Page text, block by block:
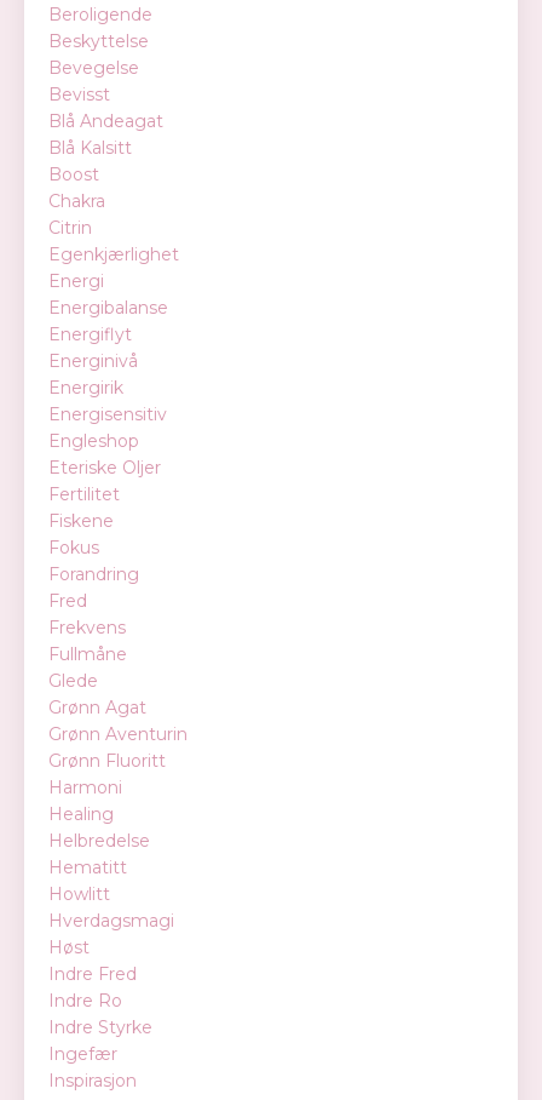
Beroligende
Beskyttelse
Bevegelse
Bevisst
Blå Andeagat
Blå Kalsitt
Boost
Chakra
Citrin
Egenkjærlighet
Energi
Energibalanse
Energiflyt
Energinivå
Energirik
Energisensitiv
Engleshop
Eteriske Oljer
Fertilitet
Fiskene
Fokus
Forandring
Fred
Frekvens
Fullmåne
Glede
Grønn Agat
Grønn Aventurin
Grønn Fluoritt
Harmoni
Healing
Helbredelse
Hematitt
Howlitt
Hverdagsmagi
Høst
Indre Fred
Indre Ro
Indre Styrke
Ingefær
Inspirasjon